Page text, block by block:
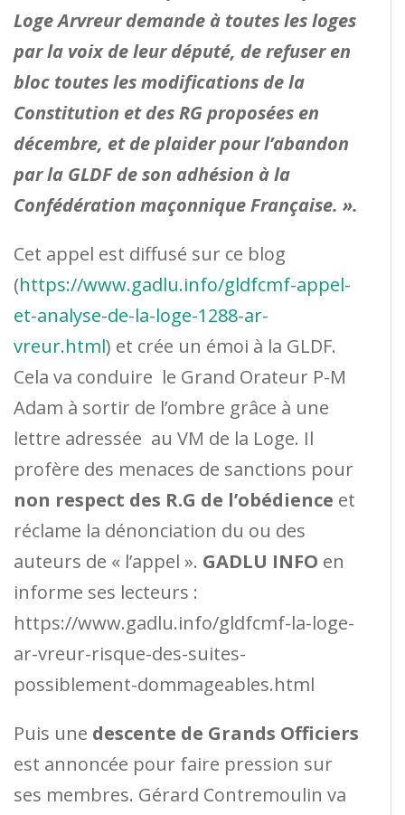
Loge Arvreur demande à toutes les loges
par la voix de leur député, de refuser en
bloc toutes les modifications de la
Constitution et des RG proposées en
décembre, et de plaider pour l’abandon
par la GLDF de son adhésion à la
Confédération maçonnique Française. ».
Cet appel est diffusé sur ce blog
(https://www.gadlu.info/gldfcmf-appel-
et-analyse-de-la-loge-1288-ar-
vreur.html) et crée un émoi à la GLDF.
Cela va conduire le Grand Orateur P-M
Adam à sortir de l’ombre grâce à une
lettre adressée au VM de la Loge. Il
profère des menaces de sanctions pour
non respect des R.G de l’obédience et
réclame la dénonciation du ou des
auteurs de « l’appel ». GADLU INFO en
informe ses lecteurs :
https://www.gadlu.info/gldfcmf-la-loge-
ar-vreur-risque-des-suites-
possiblement-dommageables.html
Puis une descente de Grands Officiers
est annoncée pour faire pression sur
ses membres. Gérard Contremoulin va